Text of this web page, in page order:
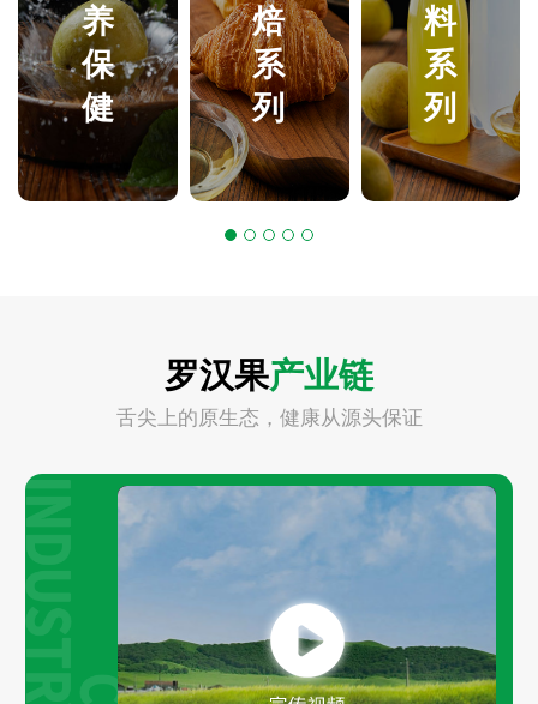
养
保
健
焙
系
列
料
系
列
罗汉果产业链
舌尖上的原生态，健康从源头保证
Video